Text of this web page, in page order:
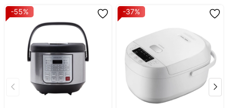
-55% -37%